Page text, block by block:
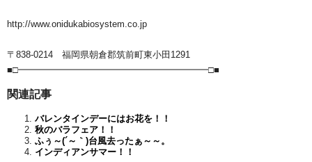
http://www.onidukabiosystem.co.jp
〒838-0214 福岡県朝倉郡筑前町東小田1291
■□━━━━━━━━━━━━━━━━━━━━━□■
関連記事
バレンタインデーにはお花を！！
秋のバラフェア！！
ふぅ～(´～｀)台風去ったぁ～～。
インディアンサマー！！